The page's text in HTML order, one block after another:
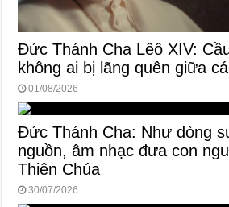
Đức Thánh Cha Lêô XIV:
không ai bị lãng quên giữa
01/08/2026
Đức Thánh Cha: Như dòng
nguồn, âm nhạc đưa con
Thiên Chúa
30/07/2026